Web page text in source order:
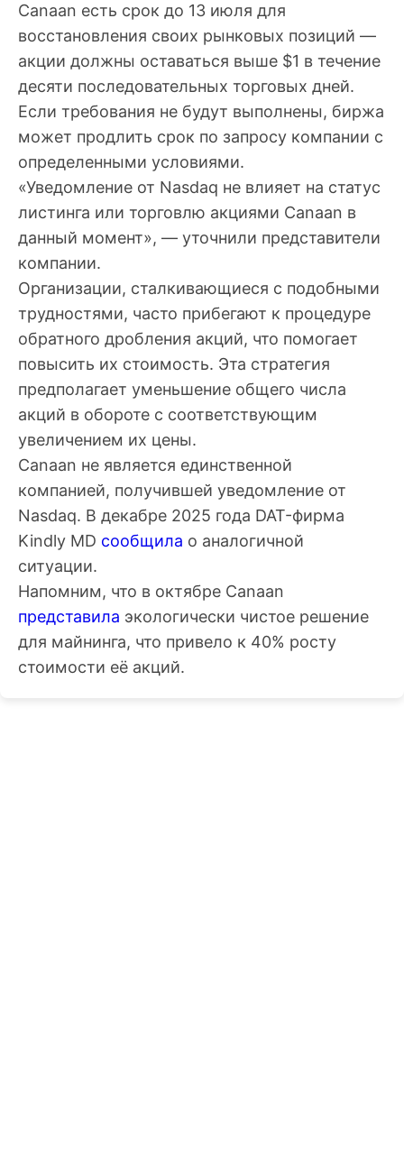
Canaan есть срок до 13 июля для
восстановления своих рынковых позиций —
акции должны оставаться выше $1 в течение
десяти последовательных торговых дней.
Если требования не будут выполнены, биржа
может продлить срок по запросу компании с
определенными условиями.
«Уведомление от Nasdaq не влияет на статус
листинга или торговлю акциями Canaan в
данный момент», — уточнили представители
компании.
Организации, сталкивающиеся с подобными
трудностями, часто прибегают к процедуре
обратного дробления акций, что помогает
повысить их стоимость. Эта стратегия
предполагает уменьшение общего числа
акций в обороте с соответствующим
увеличением их цены.
Canaan не является единственной
компанией, получившей уведомление от
Nasdaq. В декабре 2025 года DAT-фирма
Kindly MD сообщила о аналогичной
ситуации.
Напомним, что в октябре Canaan
представила экологически чистое решение
для майнинга, что привело к 40% росту
стоимости её акций.